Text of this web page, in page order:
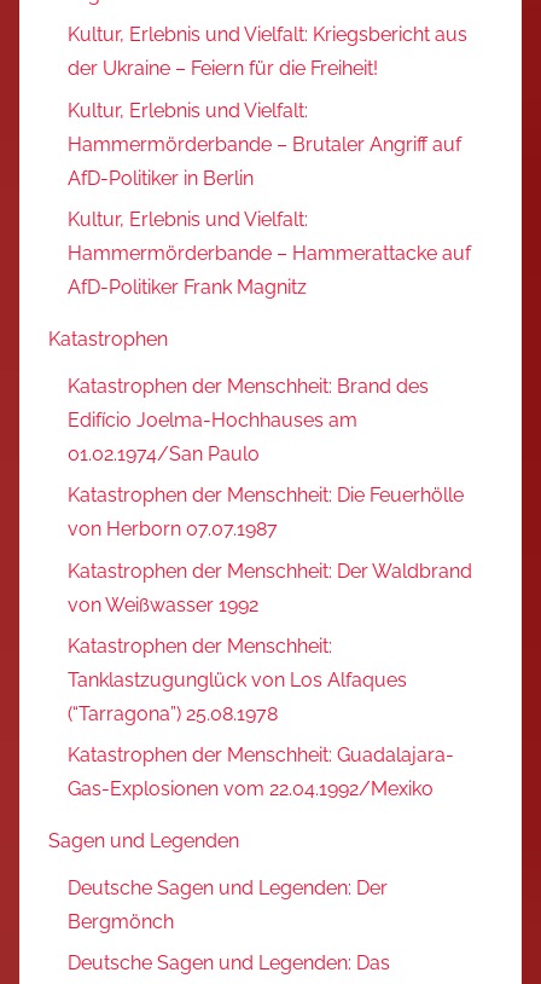
Kultur, Erlebnis und Vielfalt: Kriegsbericht aus
der Ukraine – Feiern für die Freiheit!
Kultur, Erlebnis und Vielfalt:
Hammermörderbande – Brutaler Angriff auf
AfD-Politiker in Berlin
Kultur, Erlebnis und Vielfalt:
Hammermörderbande – Hammerattacke auf
AfD-Politiker Frank Magnitz
Katastrophen
Katastrophen der Menschheit: Brand des
Edifício Joelma-Hochhauses am
01.02.1974/San Paulo
Katastrophen der Menschheit: Die Feuerhölle
von Herborn 07.07.1987
Katastrophen der Menschheit: Der Waldbrand
von Weißwasser 1992
Katastrophen der Menschheit:
Tanklastzugunglück von Los Alfaques
(“Tarragona”) 25.08.1978
Katastrophen der Menschheit: Guadalajara-
Gas-Explosionen vom 22.04.1992/Mexiko
Sagen und Legenden
Deutsche Sagen und Legenden: Der
Bergmönch
Deutsche Sagen und Legenden: Das